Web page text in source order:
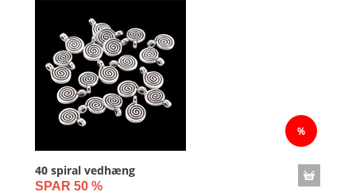
40 spiral vedhæng
SPAR 50 %